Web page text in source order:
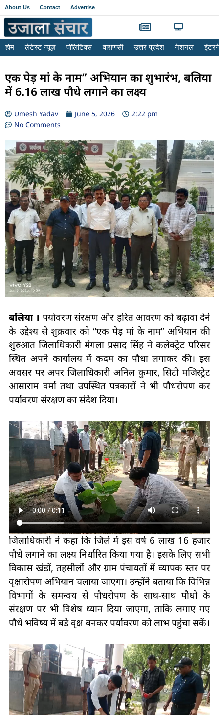
About Us Contact Advertise
होम लेटेस्ट न्यूज़ पॉलिटिक्स वाराणसी उत्तर प्रदेश नेशनल
एक पेड़ मां के नाम” अभियान का शुभारंभ, बलिया
में 6.16 लाख पौधे लगाने का लक्ष्य
Umesh Yadav June 5, 2026
2:22 pm
No Comments
बलिया । पर्यावरण संरक्षण और हरित आवरण को बढ़ावा देने
के उद्देश्य से शुक्रवार को “एक पेड़ मां के नाम” अभियान की
शुरुआत जिलाधिकारी मंगला प्रसाद सिंह ने कलेक्ट्रेट परिसर
स्थित अपने कार्यालय में कदम का पौधा लगाकर की। इस
अवसर पर अपर जिलाधिकारी अनिल कुमार, सिटी मजिस्ट्रेट
आसाराम वर्मा तथा उपस्थित पत्रकारों ने भी पौधरोपण कर
पर्यावरण संरक्षण का संदेश दिया।
जिलाधिकारी ने कहा कि जिले में इस वर्ष 6 लाख 16 हजार
पौधे लगाने का लक्ष्य निर्धारित किया गया है। इसके लिए सभी
विकास खंडों, तहसीलों और ग्राम पंचायतों में व्यापक स्तर पर
वृक्षारोपण अभियान चलाया जाएगा। उन्होंने बताया कि विभिन्न
विभागों के समन्वय से पौधरोपण के साथ-साथ पौधों के
संरक्षण पर भी विशेष ध्यान दिया जाएगा, ताकि लगाए गए
पौधे भविष्य में बड़े वृक्ष बनकर पर्यावरण को लाभ पहुंचा सकें।